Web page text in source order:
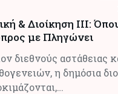
& Διοίκηση ΙΙΙ:
με Πληγώνει
διεθνούς αστάθειας
η δημόσια